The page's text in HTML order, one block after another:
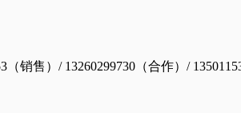
（销售）/ 13260299730（合作）/